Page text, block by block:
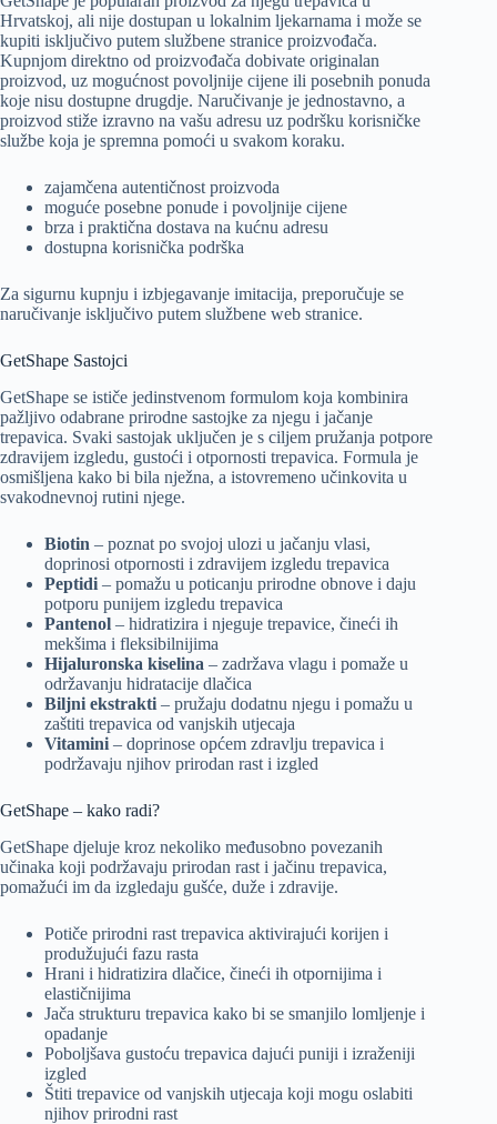
Hrvatskoj, ali nije dostupan u lokalnim ljekarnama i može se
kupiti isključivo putem službene stranice proizvođača.
Kupnjom direktno od proizvođača dobivate originalan
proizvod, uz mogućnost povoljnije cijene ili posebnih ponuda
koje nisu dostupne drugdje. Naručivanje je jednostavno, a
proizvod stiže izravno na vašu adresu uz podršku korisničke
službe koja je spremna pomoći u svakom koraku.
zajamčena autentičnost proizvoda
moguće posebne ponude i povoljnije cijene
brza i praktična dostava na kućnu adresu
dostupna korisnička podrška
Za sigurnu kupnju i izbjegavanje imitacija, preporučuje se
naručivanje isključivo putem službene web stranice.
GetShape Sastojci
GetShape se ističe jedinstvenom formulom koja kombinira
pažljivo odabrane prirodne sastojke za njegu i jačanje
trepavica. Svaki sastojak uključen je s ciljem pružanja potpore
zdravijem izgledu, gustoći i otpornosti trepavica. Formula je
osmišljena kako bi bila nježna, a istovremeno učinkovita u
svakodnevnoj rutini njege.
Biotin – poznat po svojoj ulozi u jačanju vlasi,
doprinosi otpornosti i zdravijem izgledu trepavica
Peptidi – pomažu u poticanju prirodne obnove i daju
potporu punijem izgledu trepavica
Pantenol – hidratizira i njeguje trepavice, čineći ih
mekšima i fleksibilnijima
Hijaluronska kiselina – zadržava vlagu i pomaže u
održavanju hidratacije dlačica
Biljni ekstrakti – pružaju dodatnu njegu i pomažu u
zaštiti trepavica od vanjskih utjecaja
Vitamini – doprinose općem zdravlju trepavica i
podržavaju njihov prirodan rast i izgled
GetShape – kako radi?
GetShape djeluje kroz nekoliko međusobno povezanih
učinaka koji podržavaju prirodan rast i jačinu trepavica,
pomažući im da izgledaju gušće, duže i zdravije.
Potiče prirodni rast trepavica aktivirajući korijen i
produžujući fazu rasta
Hrani i hidratizira dlačice, čineći ih otpornijima i
elastičnijima
Jača strukturu trepavica kako bi se smanjilo lomljenje i
opadanje
Poboljšava gustoću trepavica dajući puniji i izraženiji
izgled
Štiti trepavice od vanjskih utjecaja koji mogu oslabiti
njihov prirodni rast